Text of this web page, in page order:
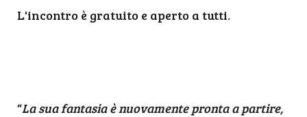
L'incontro è gratuito e aperto a tutti.
“La sua fantasia è nuovamente pronta a partire,